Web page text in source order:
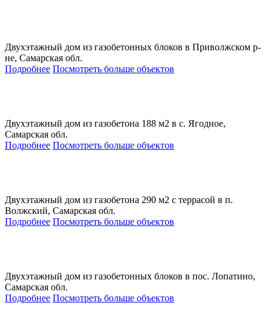
Двухэтажный дом из газобетонных блоков в Приволжском р-
не, Самарская обл.
Подробнее Посмотреть больше объектов
Двухэтажный дом из газобетона 188 м2 в с. Ягодное,
Самарская обл.
Подробнее Посмотреть больше объектов
Двухэтажный дом из газобетона 290 м2 с террасой в п.
Волжский, Самарская обл.
Подробнее Посмотреть больше объектов
Двухэтажный дом из газобетонных блоков в пос. Лопатино,
Самарская обл.
Подробнее Посмотреть больше объектов